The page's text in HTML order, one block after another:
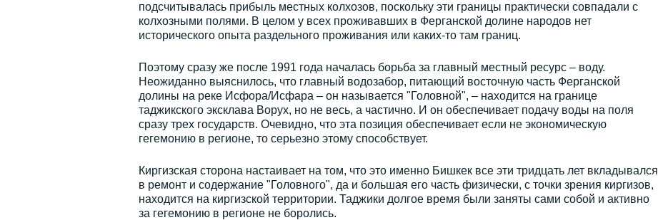
подсчитывалась прибыль местных колхозов, поскольку эти границы практически совпадали с
колхозными полями. В целом у всех проживавших в Ферганской долине народов нет
исторического опыта раздельного проживания или каких-то там границ.
Поэтому сразу же после 1991 года началась борьба за главный местный ресурс – воду.
Неожиданно выяснилось, что главный водозабор, питающий восточную часть Ферганской
долины на реке Исфора/Исфара – он называется "Головной", – находится на границе
таджикского эксклава Ворух, но не весь, а частично. И он обеспечивает подачу воды на поля
сразу трех государств. Очевидно, что эта позиция обеспечивает если не экономическую
гегемонию в регионе, то серьезно этому способствует.
Киргизская сторона настаивает на том, что это именно Бишкек все эти тридцать лет вкладывался
в ремонт и содержание "Головного", да и большая его часть физически, с точки зрения киргизов,
находится на киргизской территории. Таджики долгое время были заняты сами собой и активно
за гегемонию в регионе не боролись.